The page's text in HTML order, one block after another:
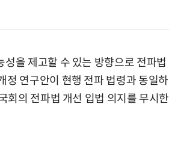
을 제고할 수 있는 방향으로 전파법
정 연구안이 현행 전파 법령과 동일하
회의 전파법 개선 입법 의지를 무시한